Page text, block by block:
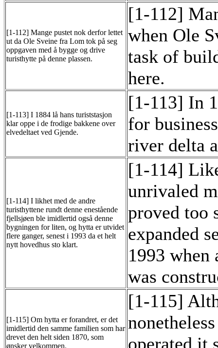
[1-112] Mange pustet nok derfor lettet
ut da Ole Sveine fra Lom tok på seg
oppgaven med å bygge og drive
turisthytte på denne plassen.
[1-112]
when Ole
task of
here.
[1-113] I 1884 lå hans turiststasjon
klar oppe i de frodige bakkene over
elvedeltaet ved Gjende.
[1-113] In
for
river delta
[1-114] I likhet med de andre
turisthyttene rundt denne enestående
fjellsjøen ble imidlertid også denne
bygningen for liten, og hytta er utvidet
flere ganger, senest i 1993 da et helt
nytt hovedhus sto klart.
[1-114]
unrivaled
proved too
expanded
1993
was
[1-115] Om hytta er forandret, er det
imidlertid den samme familien som har
drevet den helt siden 1870, som
ønsker velkommen.
[1-115]
operated it